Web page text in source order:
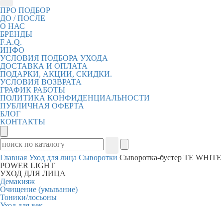
ПРО ПОДБОР
ДО / ПОСЛЕ
О НАС
БРЕНДЫ
F.A.Q.
ИНФО
УСЛОВИЯ ПОДБОРА УХОДА
ДОСТАВКА И ОПЛАТА
ПОДАРКИ, АКЦИИ, СКИДКИ.
УСЛОВИЯ ВОЗВРАТА
ГРАФИК РАБОТЫ
ПОЛИТИКА КОНФИДЕНЦИАЛЬНОСТИ
ПУБЛИЧНАЯ ОФЕРТА
БЛОГ
КОНТАКТЫ
Главная Уход для лица Сыворотки Сыворотка-бустер TE WHITE
POWER LIGHT
УХОД ДЛЯ ЛИЦА
Демакияж
Очищение (умывание)
Тоники/лосьоны